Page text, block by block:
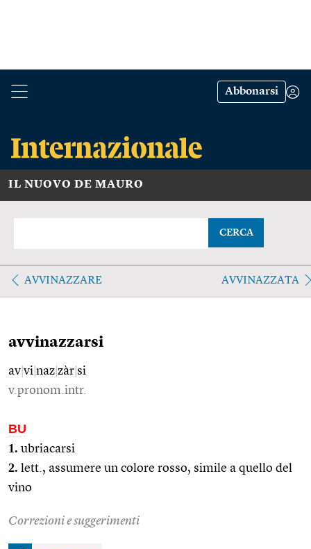
Abbonarsi
IL NUOVO DE MAURO
CERCA
AVVINAZZARE AVVINAZZATA
avvinazzarsi
av vi naz zàr si
v.pronom.intr.
BU
1. ubriacarsi
2. lett., assumere un colore rosso, simile a quello del
vino
Correzioni e suggerimenti